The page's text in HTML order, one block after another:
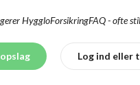
HyggloForsikringFAQ - ofte
Log ind eller